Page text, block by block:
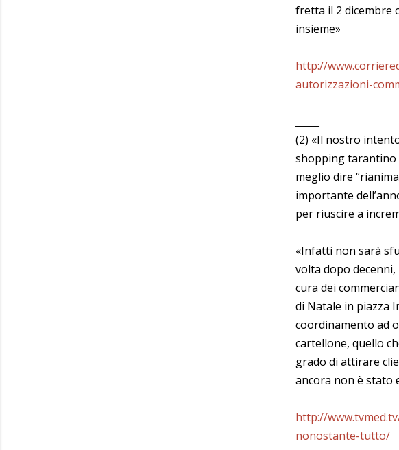
fretta il 2 dicembre
insieme»
http://
autorizzazioni-
(2) «Il nostro
shopping tarantino
meglio dire
importante
per riuscire a
«Infatti non sarà
volta dopo
cura dei
di Natale in piazza
coordinamento ad
cartellone, quello
grado di attirare
ancora non è stato
http://
nonostante-tutto/